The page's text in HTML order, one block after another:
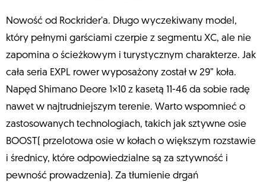
Nowość od Rockrider’a. Długo wyczekiwany model,
który pełnymi garściami czerpie z segmentu XC, ale nie
zapomina o ścieżkowym i turystycznym charakterze. Jak
cała seria EXPL rower wyposażony został w 29” koła.
Napęd Shimano Deore 1×10 z kasetą 11-46 da sobie radę
nawet w najtrudniejszym terenie. Warto wspomnieć o
zastosowanych technologiach, takich jak sztywne osie
BOOST( przelotowa osie w kołach o większym rozstawie
i średnicy, które odpowiedzialne są za sztywność i
pewność prowadzenia). Za tłumienie drgań